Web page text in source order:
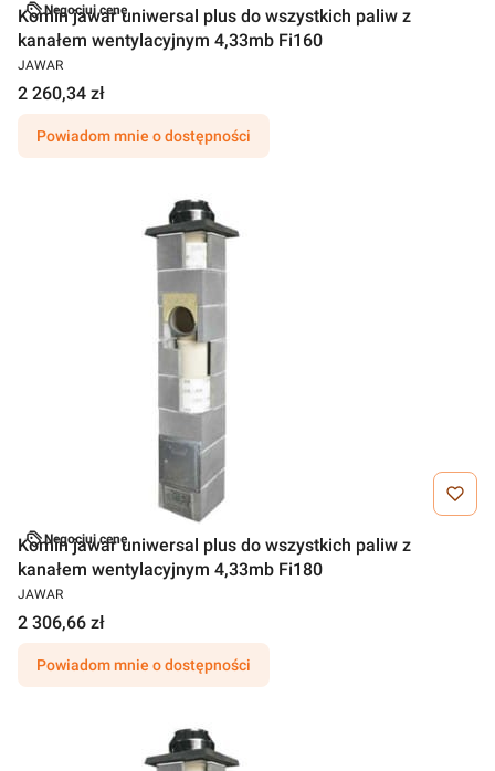
Negocjuj cenę
Komin jawar uniwersal plus do wszystkich paliw z
kanałem wentylacyjnym 4,33mb Fi160
JAWAR
2 260,34 zł
Powiadom mnie o dostępności
Negocjuj cenę
Komin jawar uniwersal plus do wszystkich paliw z
kanałem wentylacyjnym 4,33mb Fi180
JAWAR
2 306,66 zł
Powiadom mnie o dostępności